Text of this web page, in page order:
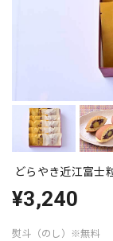
どらやき近江富士
¥3,240
熨斗（のし）※無料